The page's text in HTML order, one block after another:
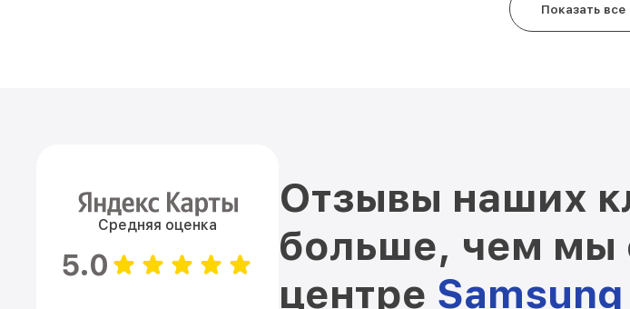
Показать
Средняя оценка
5.0
Отзывы наших
больше, чем мы
центре